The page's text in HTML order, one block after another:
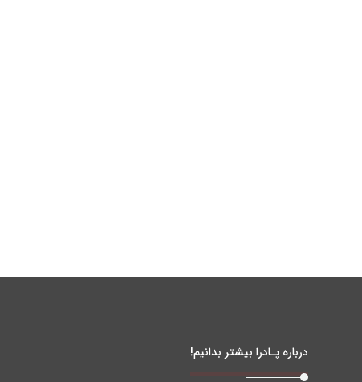
درباره پـادرا بیشتر بدانیم!